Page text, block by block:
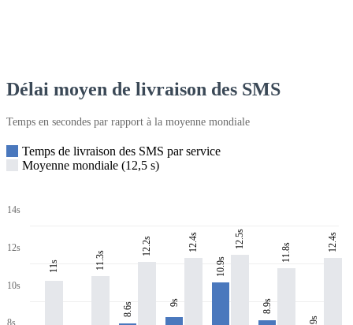
Délai moyen de livraison des SMS
Temps en secondes par rapport à la moyenne mondiale
Temps de livraison des SMS par service
Moyenne mondiale (12,5 s)
14s
12s
10s
11s 11.3s
8.6s
12.2s
9s
12.4s
10.9s
12.5s
8.9s
11.8s 12.4s